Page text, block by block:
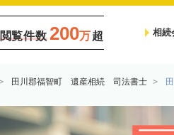
覧件数 200万超 相続
田川郡福智町 遺産相続 司法書士